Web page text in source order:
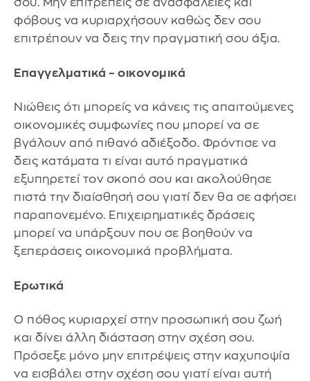
σου. Μην επιτρέπεις σε ανασφάλειες και
φόβους να κυριαρχήσουν καθώς δεν σου
επιτρέπουν να δεις την πραγματική σου άξια.
Επαγγελματικά – οικονομικά
Νιώθεις ότι μπορείς να κάνεις τις απαιτούμενες
οικονομικές συμφωνίες που μπορεί να σε
βγάλουν από πιθανό αδιέξοδο. Φρόντισε να
δεις κατάματα τι είναι αυτό πραγματικά
εξυπηρετεί τον σκοπό σου και ακολούθησε
πιστά την διαίσθησή σου γιατί δεν θα σε αφήσει
παραπονεμένο. Επιχειρηματικές δράσεις
μπορεί να υπάρξουν που σε βοηθούν να
ξεπεράσεις οικονομικά προβλήματα.
Ερωτικά
Ο πόθος κυριαρχεί στην προσωπική σου ζωή
και δίνει άλλη διάσταση στην σχέση σου.
Πρόσεξε μόνο μην επιτρέψεις στην καχυποψία
να εισβάλει στην σχέση σου γιατί είναι αυτή